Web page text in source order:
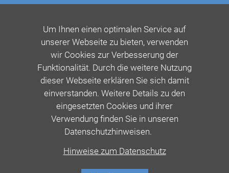
Um Ihnen einen optimalen Service auf
unserer Webseite zu bieten, verwenden
wir Cookies zur Verbesserung der
Funktionalität. Durch die weitere Nutzung
dieser Webseite erklären Sie sich damit
einverstanden. Weitere Details zu den
eingesetzten Cookies und ihrer
Verwendung finden Sie in unseren
Datenschutzhinweisen.
Hinweise zum Datenschutz